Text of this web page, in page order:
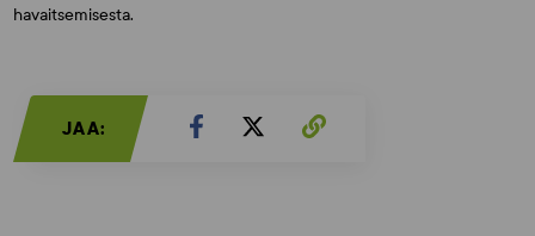
havaitsemisesta.
JAA: